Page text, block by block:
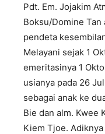
Pdt. Em. Jojakim
Boksu/Domine Tan
pendeta
Melayani sejak 1
emeritasinya 1
usianya pada 26
sebagai anak ke
Bie dan alm. Kwee
Kiem Tjoe. Adiknya